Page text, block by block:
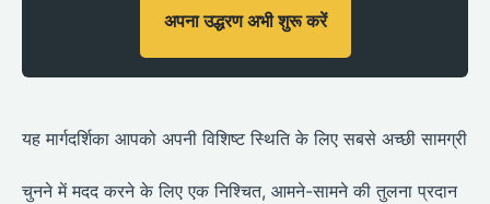
अपना उद्धरण अभी शुरू करें
यह मार्गदर्शिका आपको अपनी विशिष्ट स्थिति के लिए सबसे अच्छी सामग्री
चुनने में मदद करने के लिए एक निश्चित, आमने-सामने की तुलना प्रदान